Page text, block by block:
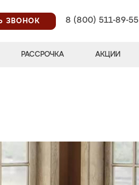
ЗВОНОК
8 (800) 511-89-55
РАССРОЧКА АКЦИИ